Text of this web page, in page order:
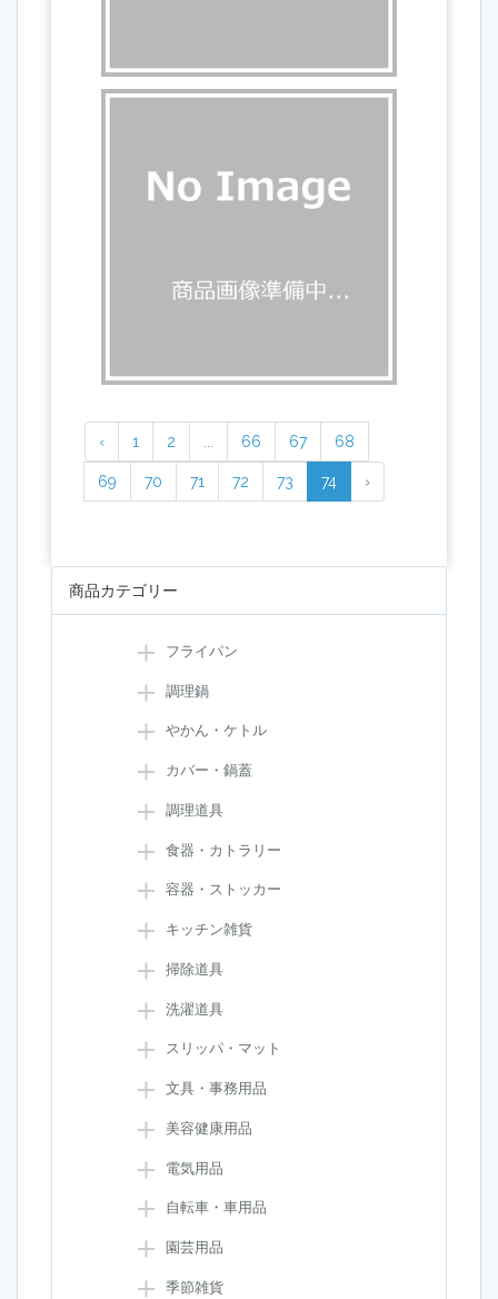
‹ 1 2 66 67 68
69 70 71 72 73 74 ›
商品カテゴリー
フライパン
調理鍋
やかん・ケトル
カバー・鍋蓋
調理道具
食器・カトラリー
容器・ストッカー
キッチン雑貨
掃除道具
洗濯道具
スリッパ・マット
文具・事務用品
美容健康用品
電気用品
自転車・車用品
園芸用品
季節雑貨